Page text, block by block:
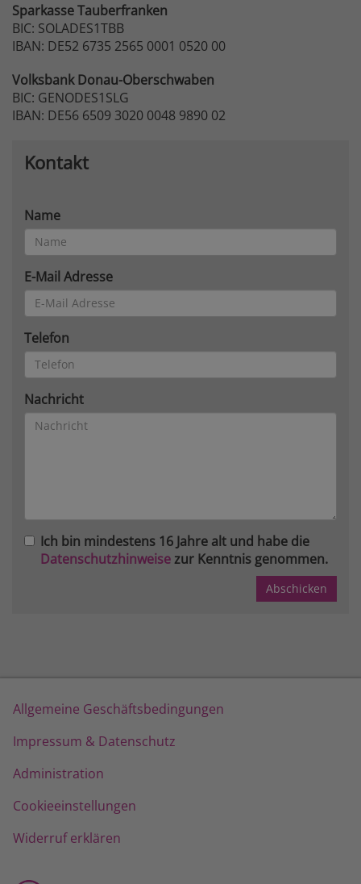
SparkasseTauberfranken
BIC: SOLADES1TBB
IBAN: DE52 6735 2565 0001 0520 00
VolksbankDonau-Oberschwaben
BIC: GENODES1SLG
IBAN: DE56 6509 3020 0048 9890 02
Kontakt
Name
E-Mail Adresse
Telefon
Nachricht
Ich bin mindestens 16 Jahre alt und habe die
Datenschutzhinweisezur Kenntnis genommen.
Allgemeine Geschäftsbedingungen
Impressum & Datenschutz
Administration
Cookieeinstellungen
Widerruf erklären